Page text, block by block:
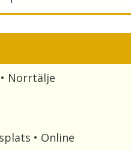
Norrtälje
• Online